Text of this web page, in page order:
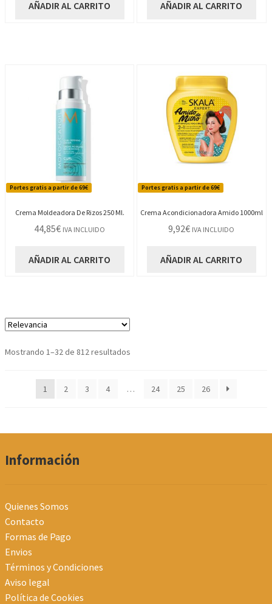
AÑADIR AL CARRITO AÑADIR AL CARRITO
Portes gratis a partir de 69€
Crema Moldeadora De Rizos 250 Ml.
44,85€ IVA INCLUIDO
AÑADIR AL CARRITO
Portes gratis a partir de 69€
Crema Acondicionadora Amido 1000ml
9,92€ IVA INCLUIDO
AÑADIR AL CARRITO
Mostrando 1–32 de 812 resultados
últimos
1 2 3 4 … 24 25 26
Información
Quienes Somos
Contacto
Formas de Pago
Envios
Términos y Condiciones
Aviso legal
Política de Cookies